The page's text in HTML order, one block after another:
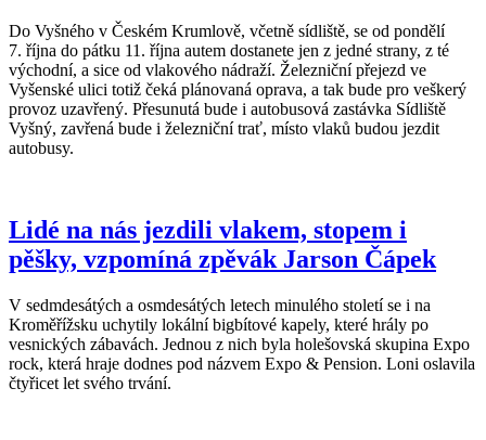
Do Vyšného v Českém Krumlově, včetně sídliště, se od pondělí
7. října do pátku 11. října autem dostanete jen z jedné strany, z té
východní, a sice od vlakového nádraží. Železniční přejezd ve
Vyšenské ulici totiž čeká plánovaná oprava, a tak bude pro veškerý
provoz uzavřený. Přesunutá bude i autobusová zastávka Sídliště
Vyšný, zavřená bude i železniční trať, místo vlaků budou jezdit
autobusy.
Lidé na nás jezdili vlakem, stopem i
pěšky, vzpomíná zpěvák Jarson Čápek
V sedmdesátých a osmdesátých letech minulého století se i na
Kroměřížsku uchytily lokální bigbítové kapely, které hrály po
vesnických zábavách. Jednou z nich byla holešovská skupina Expo
rock, která hraje dodnes pod názvem Expo & Pension. Loni oslavila
čtyřicet let svého trvání.